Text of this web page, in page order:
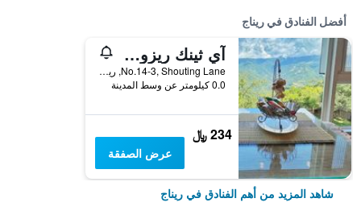
أفضل الفنادق في ريناج
آي ثينك ريزورت
No.14-3, Shouting Lane, ريناج, تايوان
0.0 كيلومتر عن وسط المدينة
234 ﷼
عرض الصفقة
شاهد المزيد من أهم الفنادق في ريناج